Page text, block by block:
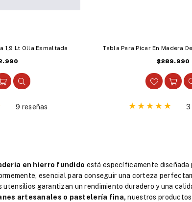
1,9 Lt Olla Esmaltada
9 reseñas
Tabla Para Picar En Madera
Precio
habitual
$289.990
3
en hierro fundido está específicamente diseñada
esencial para conseguir una corteza
garantizan un rendimiento duradero y una
artesanales o pastelería fina,nuestros